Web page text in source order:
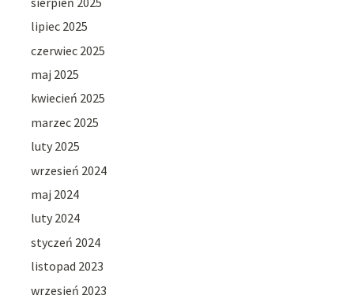
lipiec 2025
czerwiec 2025
maj 2025
kwiecień 2025
marzec 2025
luty 2025
wrzesień 2024
maj 2024
luty 2024
styczeń 2024
listopad 2023
wrzesień 2023